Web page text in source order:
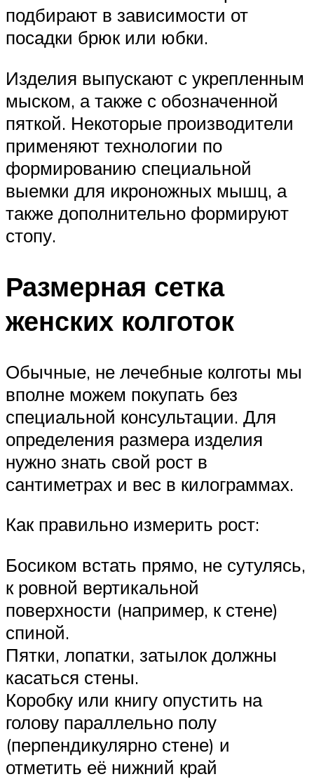
подбирают в зависимости от
посадки брюк или юбки.
Изделия выпускают с укрепленным
мыском, а также с обозначенной
пяткой. Некоторые производители
применяют технологии по
формированию специальной
выемки для икроножных мышц, а
также дополнительно формируют
стопу.
Размерная сетка
женских колготок
Обычные, не лечебные колготы мы
вполне можем покупать без
специальной консультации. Для
определения размера изделия
нужно знать свой рост в
сантиметрах и вес в килограммах.
Как правильно измерить рост:
Босиком встать прямо, не сутулясь,
к ровной вертикальной
поверхности (например, к стене)
спиной.
Пятки, лопатки, затылок должны
касаться стены.
Коробку или книгу опустить на
голову параллельно полу
(перпендикулярно стене) и
отметить её нижний край